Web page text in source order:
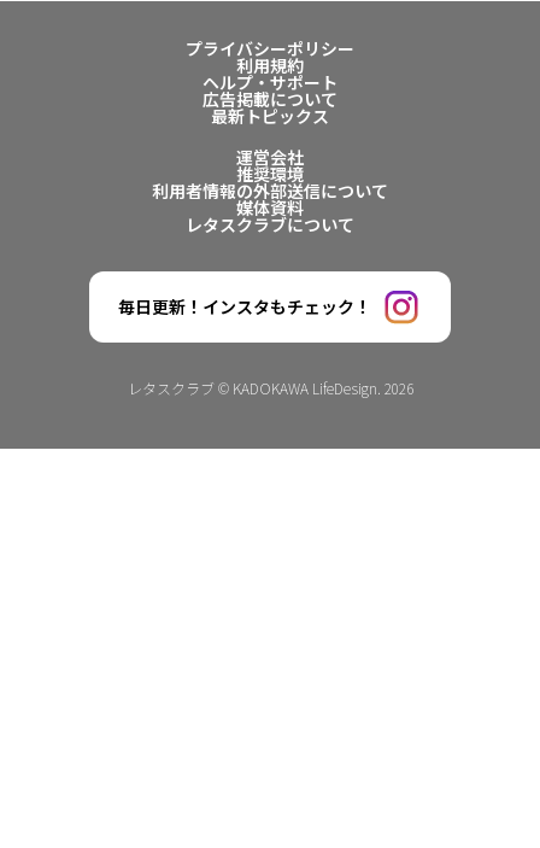
プライバシーポリシー
利用規約
ヘルプ・サポート
広告掲載について
最新トピックス
運営会社
推奨環境
利用者情報の外部送信について
媒体資料
レタスクラブについて
毎日更新！インスタもチェック！
レタスクラブ © KADOKAWA LifeDesign. 2026